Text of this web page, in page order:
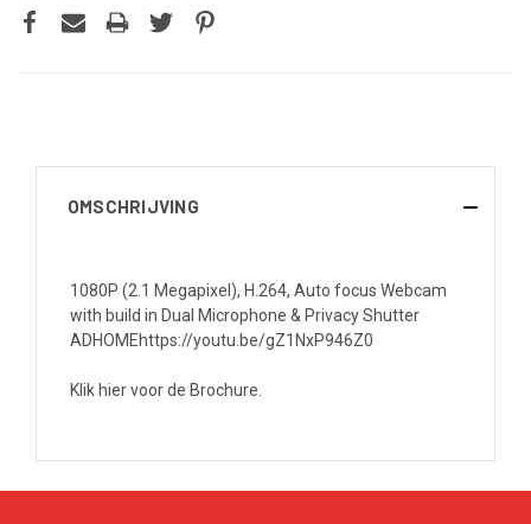
OMSCHRIJVING
1080P (2.1 Megapixel), H.264, Auto focus Webcam
with build in Dual Microphone & Privacy Shutter
ADHOMEhttps://youtu.be/gZ1NxP946Z0
Klik hier voor de Brochure.